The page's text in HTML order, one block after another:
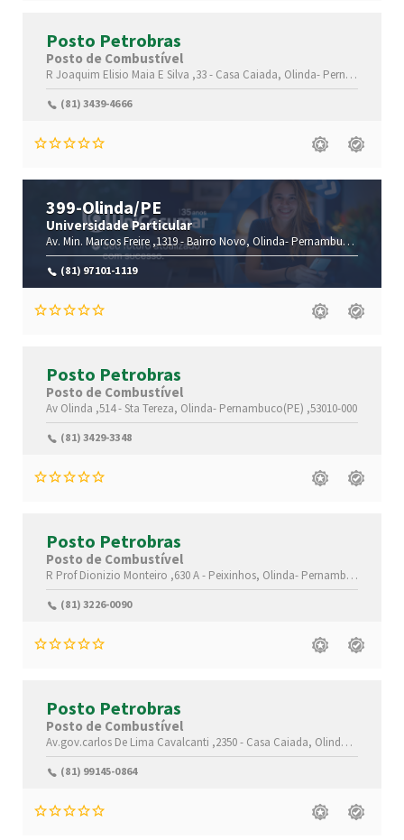
Posto Petrobras
Posto de Combustível
R Joaquim Elisio Maia E Silva ,33 - Casa Caiada, Olinda- Pernambuco(PE)
(81) 3439-4666
399-Olinda/PE
Universidade Particular
Av. Min. Marcos Freire ,1319 -Bairro Novo, Olinda-Pernambuco(PE)
(81) 97101-1119
Posto Petrobras
Posto de Combustível
Av Olinda ,514 -Sta Tereza, Olinda- Pernambuco(PE) ,53010-000
(81) 3429-3348
Posto Petrobras
Posto de Combustível
R Prof Dionizio Monteiro ,630 A - Peixinhos, Olinda- Pernambuco(PE)
(81) 3226-0090
Posto Petrobras
Posto de Combustível
Av.gov.carlos De Lima Cavalcanti ,2350 - Casa Caiada, Olinda-
(81) 99145-0864